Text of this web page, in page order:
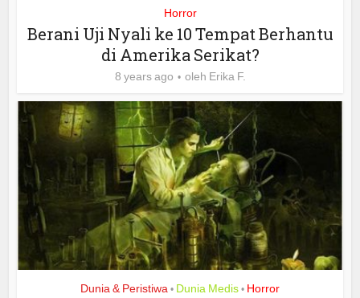
Horror
Berani Uji Nyali ke 10 Tempat Berhantu
di Amerika Serikat?
8 years ago oleh Erika F.
Dunia & Peristiwa • Dunia Medis • Horror